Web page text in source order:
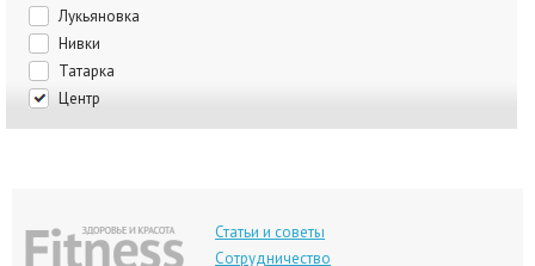
Лукьяновка
Нивки
Татарка
Центр
Статьи и советы
Сотрудничество